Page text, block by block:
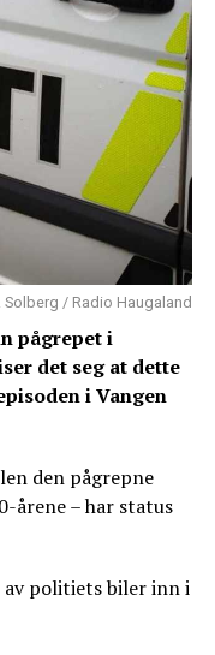
Solberg / Radio Haugaland
pågrepet i
det seg at dette
i Vangen
den pågrepne
årene – har status
politiets biler inn i